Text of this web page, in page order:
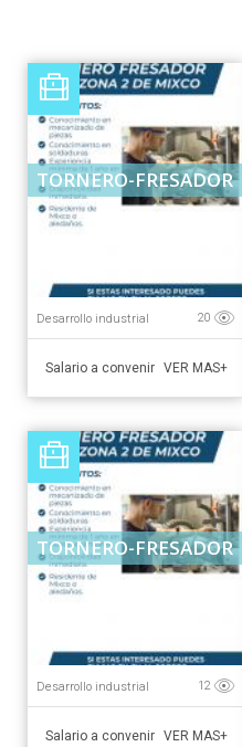
TORNERO-FRESADOR
Desarrollo industrial 20
Salario a convenir VER MAS+
TORNERO-FRESADOR
Desarrollo industrial 12
Salario a convenir VER MAS+